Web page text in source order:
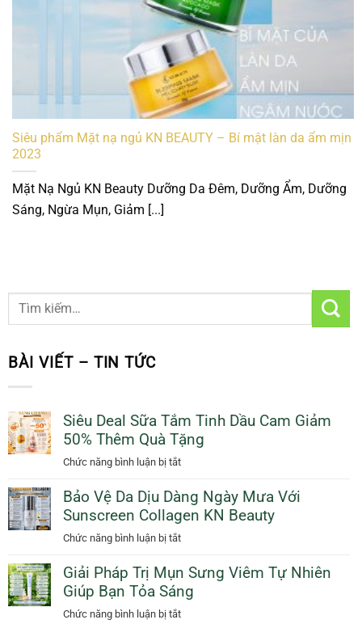
Siêu phẩm Mặt nạ ngủ KN BEAUTY – Bí mật làn da ẩm mịn
2023
Mặt Nạ Ngủ KN Beauty Dưỡng Da Đêm, Dưỡng Ẩm, Dưỡng
Sáng, Ngừa Mụn, Giảm [...]
BÀI VIẾT – TIN TỨC
Siêu Deal Sữa Tắm Tinh Dầu Cam Giảm
50% Thêm Quà Tặng
Chức năng bình luận bị tắtở
Deal
Sữa
Cam
Giảm
50%
Bảo Vệ Da Dịu Dàng Ngày Mưa Với
Sunscreen Collagen KN Beauty
Chức năng bình luận bị tắtở
Vệ
Da
Giải Pháp Trị Mụn Sưng Viêm Tự Nhiên
Giúp Bạn Tỏa Sáng
Chức năng bình luận bị tắtở